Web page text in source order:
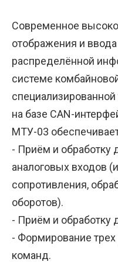
Современное
отображения и
распределённой
системе
специализированной
на базе CAN-
МТУ-03
- Приём и обработку
аналоговых входов
сопротивления,
оборотов).
- Приём и обработку
- Формирование
команд.